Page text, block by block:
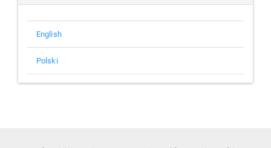
English
Polski